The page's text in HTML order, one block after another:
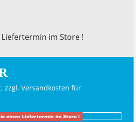
im Store !
zzgl. Versandkosten für
einen Liefertermin im Store !